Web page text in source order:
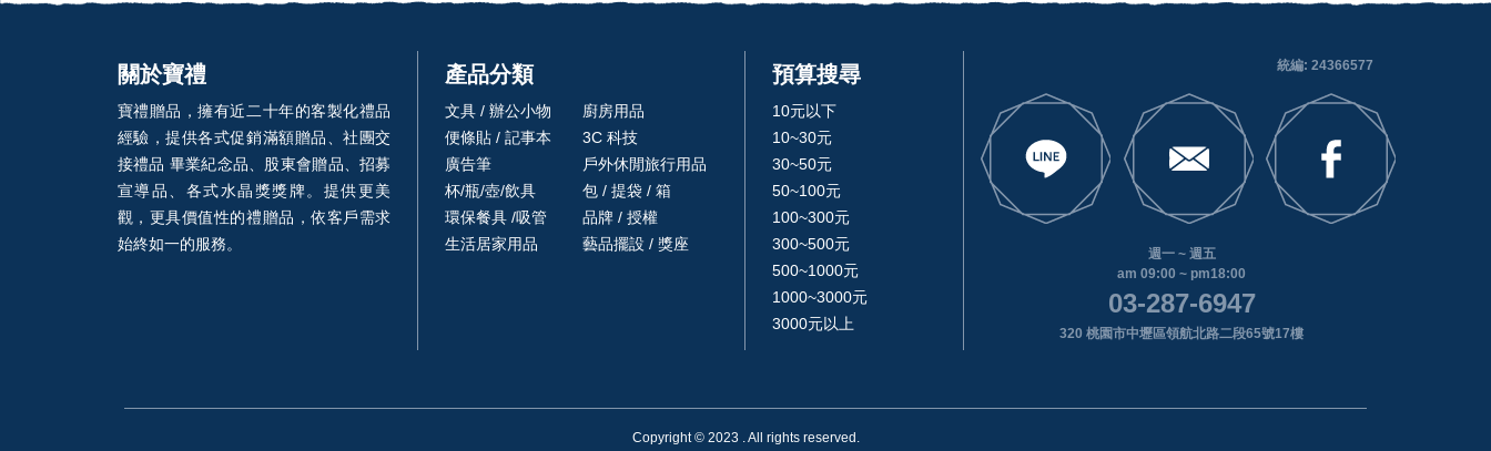
關於寶禮
寶禮贈品，擁有近二十年的客製化禮品
經驗，提供各式促銷滿額贈品、社團交
接禮品 畢業紀念品、股東會贈品、招募
宣導品、各式水晶獎獎牌。提供更美
觀，更具價值性的禮贈品，依客戶需求
始終如一的服務。
產品分類
文具 / 辦公小物
便條貼 / 記事本
廣告筆
杯/瓶/壺/飲具
環保餐具 /吸管
生活居家用品
廚房用品
3C 科技
戶外休閒旅行用品
包 / 提袋 / 箱
品牌 / 授權
藝品擺設 / 獎座
預算搜尋
10元以下
10~30元
30~50元
50~100元
100~300元
300~500元
500~1000元
1000~3000元
3000元以上
統編: 24366577
週一 ~ 週五
am 09:00 ~ pm18:00
03-287-6947
320 桃園市中壢區領航北路二段65號17樓
Copyright © 2023 . All rights reserved.